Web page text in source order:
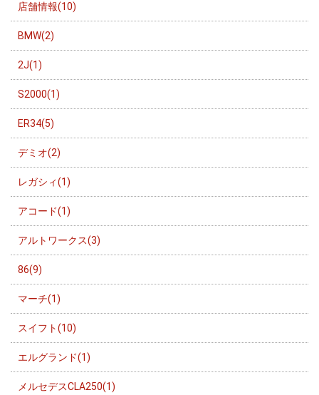
店舗情報(10)
BMW(2)
2J(1)
S2000(1)
ER34(5)
デミオ(2)
レガシィ(1)
アコード(1)
アルトワークス(3)
86(9)
マーチ(1)
スイフト(10)
エルグランド(1)
メルセデスCLA250(1)